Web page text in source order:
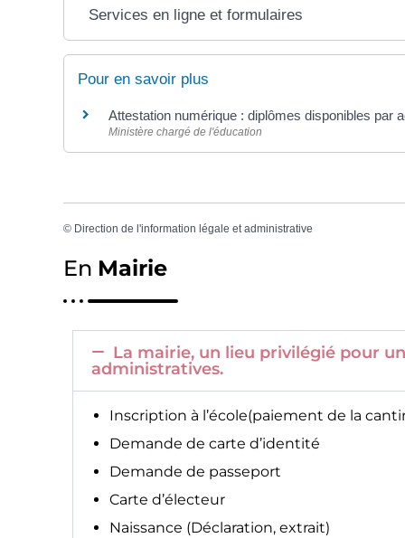
Services en ligne et formulaires
Pour en savoir plus
Attestation numérique : diplômes disponibles par
Ministère chargé de l'éducation
© Direction de l'information légale et administrative
En Mairie
La mairie, un lieu privilégié pour
administratives.
Inscription à l’école(paiement de la
Demande de carte d’identité
Demande de passeport
Carte d’électeur
Naissance (Déclaration, extrait)